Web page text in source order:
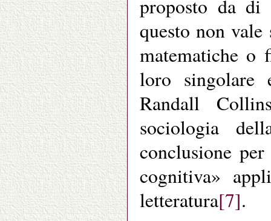
proposto da di
questo non
matematiche o
loro singolare
Randall
sociologia
conclusione
cognitiva»
letteratura[7].